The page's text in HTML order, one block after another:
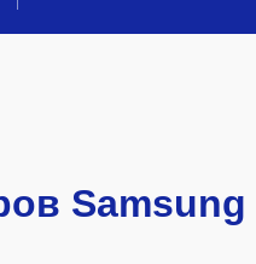
Samsung